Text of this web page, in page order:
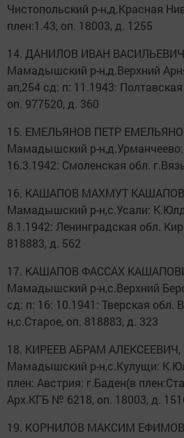
Чистопольский р-н,д.Красная
плен:1.43, оп. 18003, д. 1255
14. ДАНИЛОВ ИВАН ВАСИЛЬЕВИЧ,
Мамадышский р-н,д.Верхний
ап,254 сд: п: 11.1943:
оп. 977520, д. 360
15. ЕМЕЛЬЯНОВ ПЕТР
Мамадышский р-
16.3.1942: Смоленская обл.
16. КАШАПОВ МАХМУТ
Мамадышский р-н,с.Усали:
8.1.1942: Ленинградская обл.
818883, д. 562
17. КАШАПОВ ФАССАХ
Мамадышский р-н,с.Верхний
сд: п: 16: 10.1941: Тверская обл.
н,с.Старое, оп. 818883, д. 323
18. КИРЕЕВ АБРАМ АЛЕКСЕЕВИЧ,
Мамадышский р-н,с.Кулущи:
плен: Австрия: г.Баден(в
Арх.КГБ № 6218, оп. 18003, д.
19. КОРНИЛОВ МАКСИМ